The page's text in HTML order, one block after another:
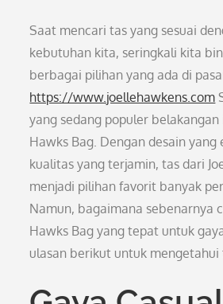
Saat mencari tas yang sesuai
kebutuhan kita, seringkali kita
berbagai pilihan yang ada di
https://www.joellehawkens.com
yang sedang populer belakangan
Hawks Bag. Dengan desain yang
kualitas yang terjamin, tas dari
menjadi pilihan favorit banyak
Namun, bagaimana sebenarnya
Hawks Bag yang tepat untuk
ulasan berikut untuk mengetahui